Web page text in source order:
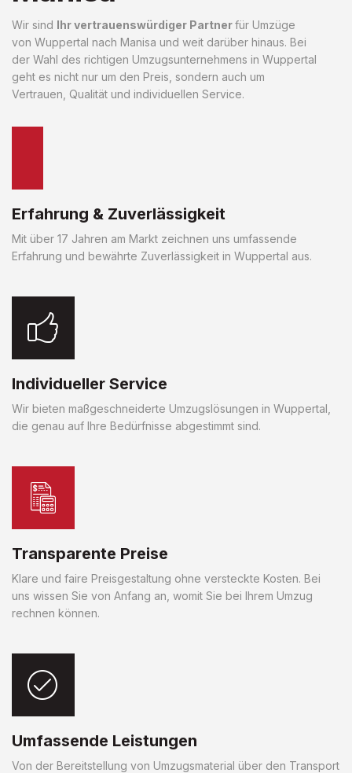
Wir sind Ihr vertrauenswürdiger Partnerfür Umzüge
von Wuppertal nach Manisa und weit darüber hinaus. Bei
der Wahl des richtigen Umzugsunternehmens in Wuppertal
geht es nicht nur um den Preis, sondern auch um
Vertrauen, Qualität und individuellen Service.
Erfahrung & Zuverlässigkeit
Mit über 17 Jahren am Markt zeichnen uns umfassende
Erfahrung und bewährte Zuverlässigkeit in Wuppertal aus.
Individueller Service
Wir bieten maßgeschneiderte Umzugslösungen in Wuppertal,
die genau auf Ihre Bedürfnisse abgestimmt sind.
Transparente Preise
Klare und faire Preisgestaltung ohne versteckte Kosten. Bei
uns wissen Sie von Anfang an, womit Sie bei Ihrem Umzug
rechnen können.
Umfassende Leistungen
Von der Bereitstellung von Umzugsmaterial über den Transport